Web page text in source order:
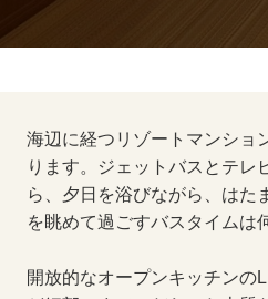
海辺に経つリゾートマンショ
ります。ジェットバスとテレ
ら、夕日を浴びながら、はた
を眺めて過ごすバスタイムは
開放的なオープンキッチンの